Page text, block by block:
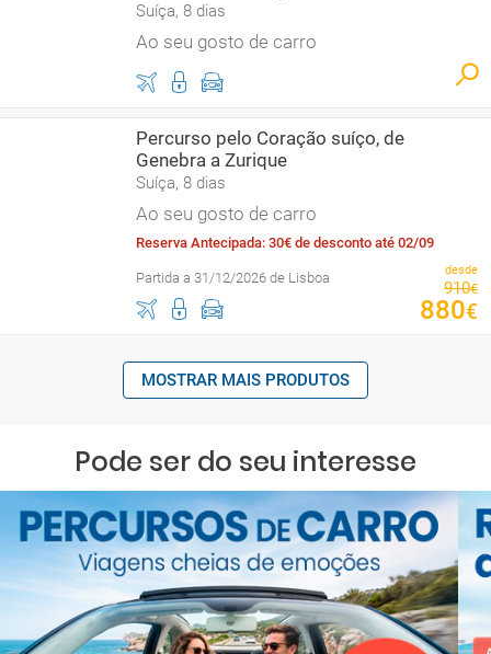
Suíça, 8 dias
Ao seu gosto de carro
Percurso pelo Coração suíço, de
Genebra a Zurique
Suíça, 8 dias
Ao seu gosto de carro
Reserva Antecipada: 30€ de desconto até 02/09
Partida a 31/12/2026 de Lisboa desde
910€
880€
MOSTRAR MAIS PRODUTOS
Pode ser do seu interesse